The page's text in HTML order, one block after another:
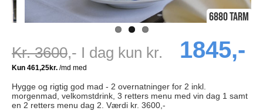
6880 Tarm
Kr. 3600,- I dag kun kr. 1845,-
Hygge og rigtig god mad - 2 overnatninger for 2 inkl.
morgenmad, velkomstdrink, 3 retters menu med vin dag 1 samt
en 2 retters menu dag 2. Værdi kr. 3600,-